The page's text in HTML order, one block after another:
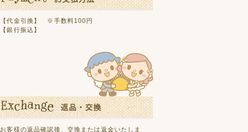
【代金引換】 ※手数料100円
【銀行振込】
お客様の返品確認後、交換または返金いたしま